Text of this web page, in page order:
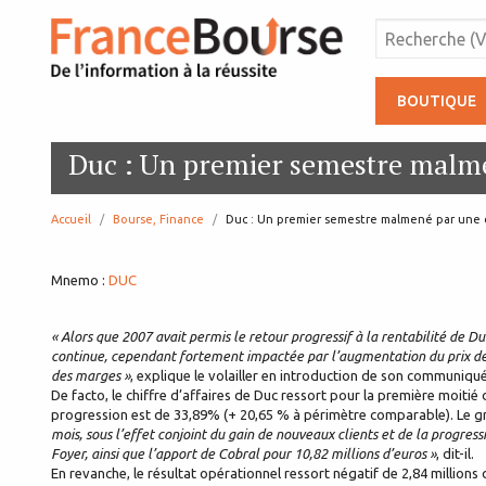
BOUTIQUE
Duc : Un premier semestre
Accueil Bourse, Finance page:
Duc : Un premier semestre malmené par
Mnemo : DUC
« Alors que 2007 avait permis le retour progressif à la rentabilité de
continue, cependant fortement impactée par l’augmentation du prix
des marges », explique le volailler en introduction de son
De facto, le chiffre d’affaires de Duc ressort pour la première moitié
progression est de 33,89% (+ 20,65 % à périmètre comparable). Le
mois, sous l’effet conjoint du gain de nouveaux clients et de la
Foyer, ainsi que l’apport de Cobral pour 10,82 millions d’euros », dit-il.
En revanche, le résultat opérationnel ressort négatif de 2,84